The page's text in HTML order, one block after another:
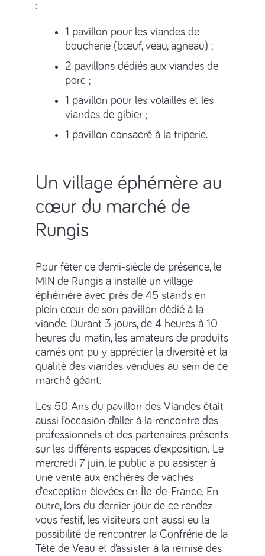
:
1 pavillon pour les viandes de
boucherie (bœuf, veau, agneau) ;
2 pavillons dédiés aux viandes de
porc ;
1 pavillon pour les volailles et les
viandes de gibier ;
1 pavillon consacré à la triperie.
Un village éphémère au
cœur du marché de
Rungis
Pour fêter ce demi-siècle de présence, le
MIN de Rungis a installé un village
éphémère avec près de 45 stands en
plein cœur de son pavillon dédié à la
viande. Durant 3 jours, de 4 heures à 10
heures du matin, les amateurs de produits
carnés ont pu y apprécier la diversité et la
qualité des viandes vendues au sein de ce
marché géant.
Les 50 Ans du pavillon des Viandes était
aussi l’occasion d’aller à la rencontre des
professionnels et des partenaires présents
sur les différents espaces d’exposition. Le
mercredi 7 juin, le public a pu assister à
une vente aux enchères de vaches
d’exception élevées en Île-de-France. En
outre, lors du dernier jour de ce rendez-
vous festif, les visiteurs ont aussi eu la
possibilité de rencontrer la Confrérie de la
Tête de Veau et d’assister à la remise des